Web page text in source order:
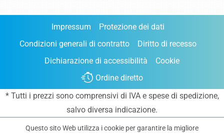
Impressum
Protezione dei dati
Condizioni generali di contratto
Diritto di recesso
Dichiarazione di accessibilità
Cookie
Ordine diretto
* Tutti i prezzi sono comprensivi di IVA e spese di spedizione,
salvo diversa indicazione.
Questo sito Web utilizza i cookie per garantire la migliore